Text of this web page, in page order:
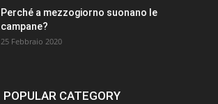
Perché a mezzogiorno suonano le
campane?
25 Febbraio 2020
POPULAR CATEGORY